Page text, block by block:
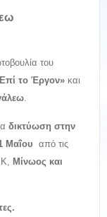
του
το Έργον» και
.
δικτύωση στην
Μαΐου από τις
Μίνωος και